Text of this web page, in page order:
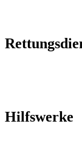
Hilfswerke